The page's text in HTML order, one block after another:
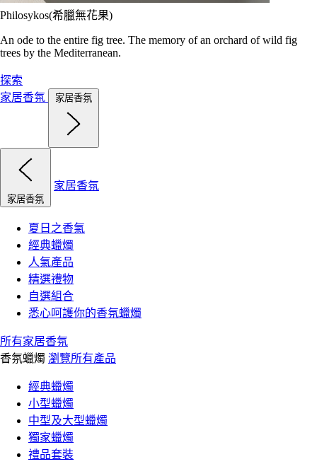
Philosykos(希臘無花果)
An ode to the entire fig tree. The memory of an orchard of wild fig
trees by the Mediterranean.
探索
家居香氛
家居香氛
家居香氛
家居香氛
夏日之香氣
經典蠟燭
人氣產品
精選禮物
自選組合
悉心呵護你的香氛蠟燭
所有家居香氛
香氛蠟燭 瀏覽所有產品
經典蠟燭
小型蠟燭
中型及大型蠟燭
獨家蠟燭
禮品套裝